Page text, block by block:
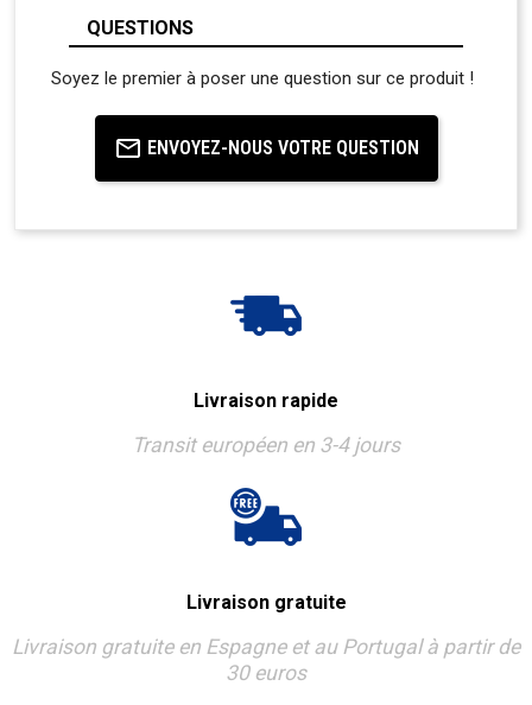
QUESTIONS
Soyez le premier à poser une question sur ce produit !
ENVOYEZ-NOUS VOTRE QUESTION
Livraison rapide
Transit européen en 3-4 jours
Livraison gratuite
Livraison gratuite en Espagne et au Portugal à partir de
30 euros